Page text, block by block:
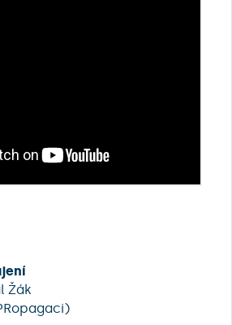
Žák